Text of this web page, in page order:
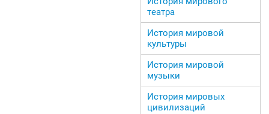
театра
История мировой
культуры
История мировой
музыки
История мировых
цивилизаций